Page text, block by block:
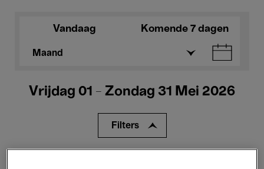
Vandaag Komende 7 dagen
Maand
Vrijdag 01 - Zondag 31 Mei 2026
Filters